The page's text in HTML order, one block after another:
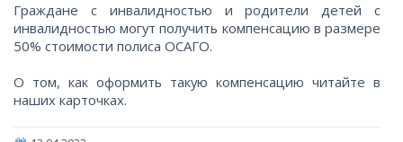
Граждане с инвалидностью и родители детей с
инвалидностью могут получить компенсацию в размере
50% стоимости полиса ОСАГО.
О том, как оформить такую компенсацию читайте в
наших карточках.
100 200 500
10000